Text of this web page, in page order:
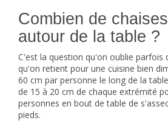
Combien de
autour de la table ?
C'est la question qu'on oublie parfois
qu'on retient pour une cuisine bien
60 cm par personne le long de la
de 15 à 20 cm de chaque extrémité
personnes en bout de table de
pieds.